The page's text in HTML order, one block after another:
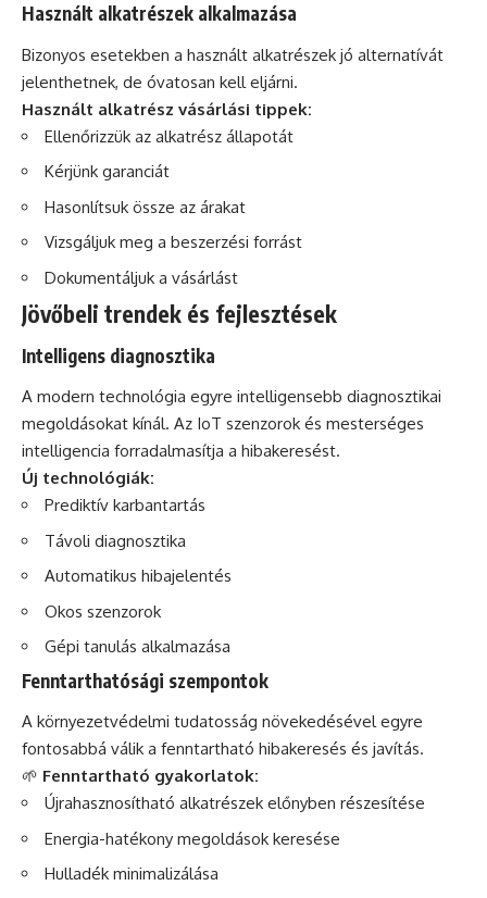
Használt alkatrészek alkalmazása
Bizonyos esetekben a használt alkatrészek jó alternatívát
jelenthetnek, de óvatosan kell eljárni.
Használt alkatrész vásárlási tippek:
Ellenőrizzük az alkatrész állapotát
Kérjünk garanciát
Hasonlítsuk össze az árakat
Vizsgáljuk meg a beszerzési forrást
Dokumentáljuk a vásárlást
Jövőbeli trendek és fejlesztések
Intelligens diagnosztika
A modern technológia egyre intelligensebb diagnosztikai
megoldásokat kínál. Az IoT szenzorok és mesterséges
intelligencia forradalmasítja a hibakeresést.
Új technológiák:
Prediktív karbantartás
Távoli diagnosztika
Automatikus hibajelentés
Okos szenzorok
Gépi tanulás alkalmazása
Fenntarthatósági szempontok
A környezetvédelmi tudatosság növekedésével egyre
fontosabbá válik a fenntartható hibakeresés és javítás.
🌱 Fenntartható gyakorlatok:
Újrahasznosítható alkatrészek előnyben részesítése
Energia-hatékony megoldások keresése
Hulladék minimalizálása